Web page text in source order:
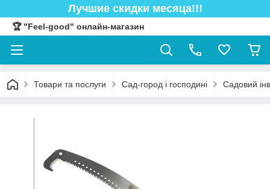
Лучшие скидки месяца!!!
🏆 "Feel-good" онлайн-магазин
Товари та послуги Сад-город і господині Садовий